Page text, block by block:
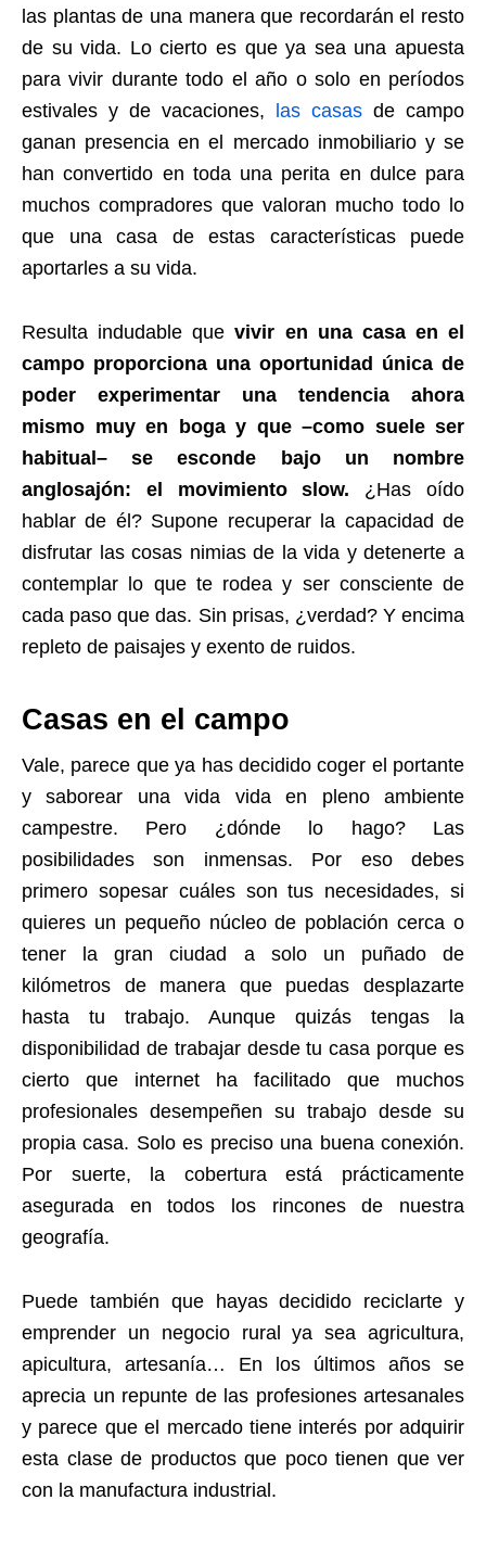
las plantas de una manera que recordarán el resto
de su vida. Lo cierto es que ya sea una apuesta
para vivir durante todo el año o solo en períodos
estivales y de vacaciones,
las casas de campo
ganan presencia en el mercado inmobiliario y se
han convertido en toda una perita en dulce para
muchos compradores que valoran mucho todo lo
que una casa de estas características puede
aportarles a su vida.
Resulta indudable quevivir en una casa en el
campo proporciona una oportunidad única de
poder experimentar una tendencia ahora
mismo muy en boga y que –como suele ser
habitual– se esconde bajo un nombre
anglosajón: el movimiento slow. ¿Has oído
hablar de él? Supone recuperar la capacidad de
disfrutar las cosas nimias de la vida y detenerte a
contemplar lo que te rodea y ser consciente de
cada paso que das. Sin prisas, ¿verdad? Y encima
repleto de paisajes y exento de ruidos.
Casas en el campo
Vale, parece que ya has decidido coger el portante
y saborear una vida vida en pleno ambiente
campestre. Pero ¿dónde lo hago? Las
posibilidades son inmensas. Por eso debes
primero sopesar cuáles son tus necesidades, si
quieres un pequeño núcleo de población cerca o
tener la gran ciudad a solo un puñado de
kilómetros de manera que puedas desplazarte
hasta tu trabajo. Aunque quizás tengas la
disponibilidad de trabajar desde tu casa porque es
cierto que internet ha facilitado que muchos
profesionales desempeñen su trabajo desde su
propia casa. Solo es preciso una buena conexión.
Por suerte, la cobertura está prácticamente
asegurada en todos los rincones de nuestra
geografía.
Puede también que hayas decidido reciclarte y
emprender un negocio rural ya sea agricultura,
apicultura, artesanía… En los últimos años se
aprecia un repunte de las profesiones artesanales
y parece que el mercado tiene interés por adquirir
esta clase de productos que poco tienen que ver
con la manufactura industrial.